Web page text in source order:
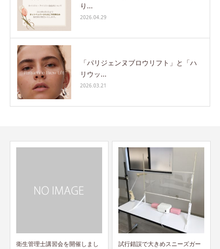
り...
2026.04.29
「パリジェンヌブロウリフト」と「ハ
リウッ...
2026.03.21
衛生管理士講習会を開催しまし
試行錯誤で大きめスニーズガー